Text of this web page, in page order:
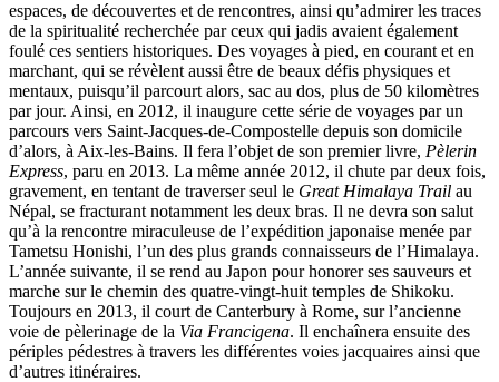
Kerouedan Annie
Klein Julie
Klotz Lætitia
Klvana Ilya
Kotry Jérôme
La Brosse Gaële de
Labouche Didier
Lacarrière Jacques
Lacrampe Corine
Lagny Laurence
Laheurte Marielle
Lamotte Aymeric de
Lanni Dominique
Lanouguère-Bruneau Virginie
Lantz François
Lautier-Gaud Jean
Le Maître Anne
Leblanc Léopoldine
Leblay Julien
espaces, de découvertes et de rencontres, ainsi qu’admirer les traces
de la spiritualité recherchée par ceux qui jadis avaient également
foulé ces sentiers historiques. Des voyages à pied, en courant et en
marchant, qui se révèlent aussi être de beaux défis physiques et
mentaux, puisqu’il parcourt alors, sac au dos, plus de 50 kilomètres
par jour. Ainsi, en 2012, il inaugure cette série de voyages par un
parcours vers Saint-Jacques-de-Compostelle depuis son domicile
d’alors, à Aix-les-Bains. Il fera l’objet de son premier livre, Pèlerin
Express, paru en 2013. La même année 2012, il chute par deux fois,
gravement, en tentant de traverser seul le Great Himalaya Trail au
Népal, se fracturant notamment les deux bras. Il ne devra son salut
qu’à la rencontre miraculeuse de l’expédition japonaise menée par
Tametsu Honishi, l’un des plus grands connaisseurs de l’Himalaya.
L’année suivante, il se rend au Japon pour honorer ses sauveurs et
marche sur le chemin des quatre-vingt-huit temples de Shikoku.
Toujours en 2013, il court de Canterbury à Rome, sur l’ancienne
voie de pèlerinage de la Via Francigena. Il enchaînera ensuite des
périples pédestres à travers les différentes voies jacquaires ainsi que
d’autres itinéraires.